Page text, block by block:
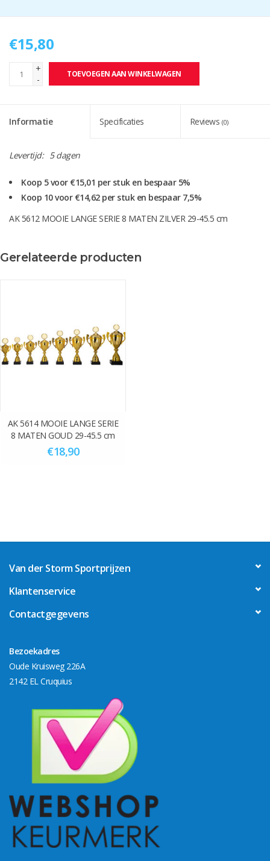
€15,80
+
-
TOEVOEGEN AAN WINKELWAGEN
Informatie Specificaties Reviews (0)
Levertijd: 5 dagen
Koop 5 voor €15,01 per stuk en bespaar 5%
Koop 10 voor €14,62 per stuk en bespaar 7,5%
AK 5612 MOOIE LANGE SERIE 8 MATEN ZILVER 29-45.5 cm
Mooie beker te gebruiken voor elke sport of evenement.
Levertijd gegraveerd ca. 5 werkdagen
let op! bij de levertijd is de verzendtijd niet meegerekend.
Gerelateerde producten
AK 5614 MOOIE LANGE SERIE
8 MATEN GOUD 29-45.5 cm
€18,90
Van der Storm Sportprijzen
Klantenservice
Contactgegevens
Bezoekadres
Oude Kruisweg 226A
2142 EL Cruquius